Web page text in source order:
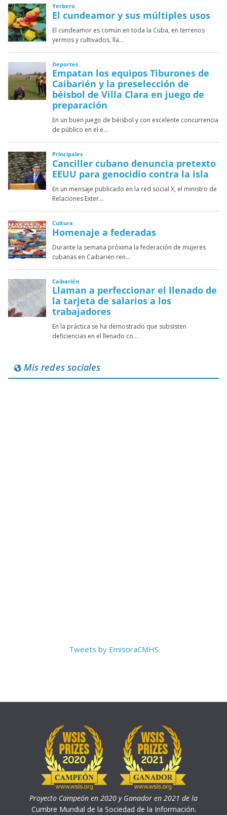
Mis redes sociales
Tweets by EmisoraCMHS
Proyecto Campeón en 2020 y Ganador en 2021 de la
Cumbre Mundial de la Sociedad de la Información.